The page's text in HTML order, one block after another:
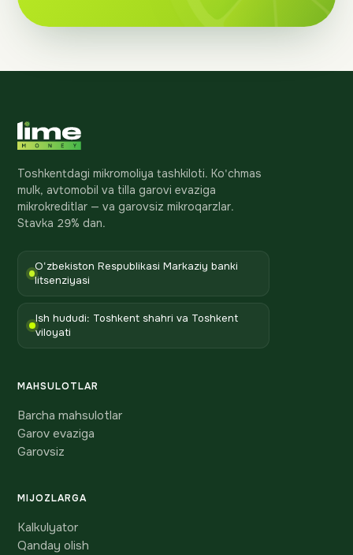
Toshkentdagi mikromoliya tashkiloti. Ko'chmas
mulk, avtomobil va tilla garovi evaziga
mikrokreditlar — va garovsiz mikroqarzlar.
Stavka 29% dan.
O'zbekiston Respublikasi Markaziy banki
litsenziyasi
Ish hududi: Toshkent shahri va Toshkent
viloyati
MAHSULOTLAR
Barcha mahsulotlar
Garov evaziga
Garovsiz
MIJOZLARGA
Kalkulyator
Qanday olish